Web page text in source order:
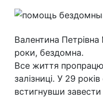
Валентина
роки, бездомна.
Все життя
залізниці. У 29
встигнувши завести